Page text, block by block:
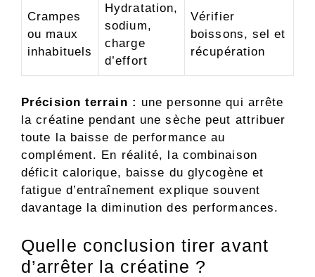
Crampes
ou maux
inhabituels
Hydratation,
sodium,
charge
d’effort
Vérifier
boissons, sel et
récupération
Précision terrain : une personne qui arrête
la créatine pendant une sèche peut attribuer
toute la baisse de performance au
complément. En réalité, la combinaison
déficit calorique, baisse du glycogène et
fatigue d’entraînement explique souvent
davantage la diminution des performances.
Quelle conclusion tirer avant
d’arrêter la créatine ?